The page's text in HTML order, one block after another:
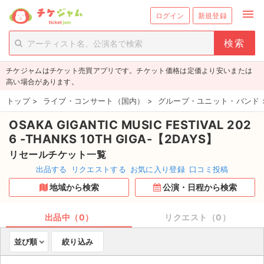
ログイン 新規登録 menu
person_add 新規会員登録
チケットを探す
新着チケット
値下げしたチケット
都道府県からチケットを探す
もうすぐ開催のチケット
取扱チケット
チケジャムはチケット売買アプリです。チケット価格は定価より安いまたは
高い場合があります。
トップ > ライブ・コンサート（国内） > グループ・ユニット・バンド
OSAKA GIGANTIC MUSIC FESTIVAL 202
6 -THANKS 10TH GIGA-【2DAYS】
リセールチケット一覧
出品する リクエストする お気に入り登録 口コミ投稿
地域から検索 公演・日程から検索
出品中（0） リクエスト（0）
並び順 絞り込み